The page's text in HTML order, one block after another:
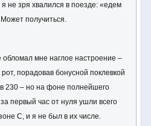
не зря хвалился в поезде: «едем
получиться.
обломал мне наглое настроение –
порадовав бонусной поклевкой
230 – но на фоне полнейшего
первый час от нуля ушли всего
С, и я не был в их числе.